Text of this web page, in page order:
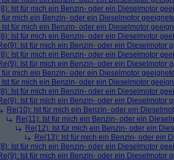
Ist für mich ein Benzin- oder ein Dieselmotor
für mich ein Benzin- oder ein Dieselmotor
Ist für mich ein Benzin- oder ein Dieselmotor
Ist für mich ein Benzin- oder ein Dieselmotor
Ist für mich ein Benzin- oder ein Dieselmotor
Ist für mich ein Benzin- oder ein Dieselmotor
Ist für mich ein Benzin- oder ein Dieselmotor
für mich ein Benzin- oder ein Dieselmotor
Ist für mich ein Benzin- oder ein Dieselmotor
Ist für mich ein Benzin- oder ein Dieselmotor
Ist für mich ein Benzin- oder ein Dieselmotor
Re(10): Ist für mich ein Benzin- oder ein
Re(11): Ist für mich ein Benzin- oder ein
Re(12): Ist für mich ein Benzin- oder ein
Re(13): Ist für mich ein Benzin- oder ein
Ist für mich ein Benzin- oder ein Dieselmotor
Ist für mich ein Benzin- oder ein Dieselmotor